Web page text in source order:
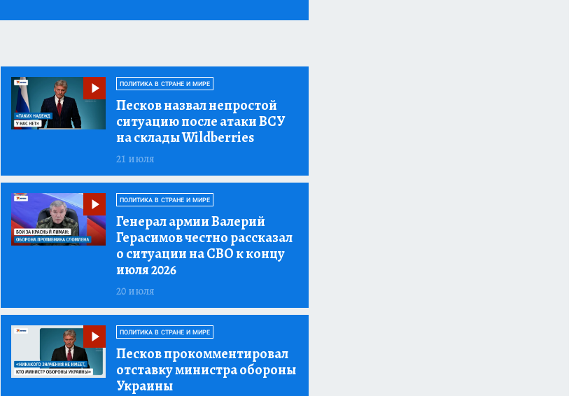
ПОЛИТИКА В СТРАНЕ И МИРЕ
Песков назвал непростой
ситуацию после атаки ВСУ
на склады Wildberries
21 июля
ПОЛИТИКА В СТРАНЕ И МИРЕ
Генерал армии Валерий
Герасимов честно рассказал
о ситуации на СВО к концу
июля 2026
20 июля
ПОЛИТИКА В СТРАНЕ И МИРЕ
Песков прокомментировал
отставку министра обороны
Украины